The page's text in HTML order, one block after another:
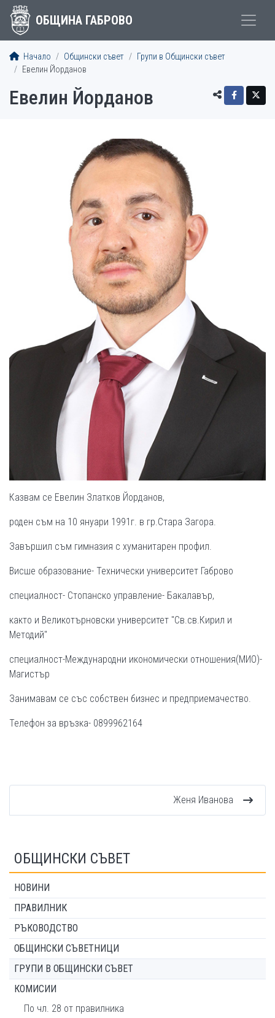
ОБЩИНА ГАБРОВО
Начало Общински съвет
Групи в Общински съвет
Евелин Йорданов
Евелин Йорданов
Казвам се Евелин Златков Йорданов,
роден съм на 10 януари 1991г. в гр.Стара Загора.
Завършил съм гимназия с хуманитарен профил.
Висше образование- Технически университет Габрово
специалност- Стопанско управление- Бакалавър,
както и Великотърновски университет "Св.св.Кирил и
Методий"
специалност-Международни икономически отношения(МИО)-
Магистър
Занимавам се със собствен бизнес и предприемачество.
Телефон за връзка- 0899962164
Женя Иванова
ОБЩИНСКИ СЪВЕТ
НОВИНИ
ПРАВИЛНИК
РЪКОВОДСТВО
ОБЩИНСКИ СЪВЕТНИЦИ
ГРУПИ В ОБЩИНСКИ СЪВЕТ
КОМИСИИ
По чл. 28 от правилника